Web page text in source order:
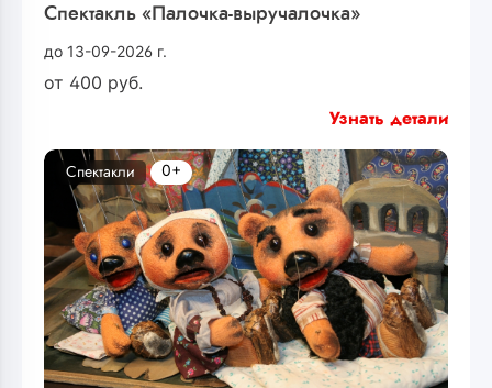
Спектакль «Палочка-выручалочка»
до 13-09-2026 г.
от 400 руб.
Узнать детали
Спектакли 0+